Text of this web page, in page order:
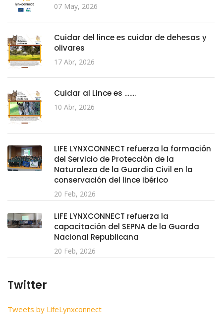
07 May, 2026
Cuidar del lince es cuidar de dehesas y
olivares
17 Abr, 2026
Cuidar al Lince es …….
10 Abr, 2026
LIFE LYNXCONNECT refuerza la formación
del Servicio de Protección de la
Naturaleza de la Guardia Civil en la
conservación del lince ibérico
20 Feb, 2026
LIFE LYNXCONNECT refuerza la
capacitación del SEPNA de la Guarda
Nacional Republicana
20 Feb, 2026
Twitter
Tweets by LifeLynxconnect